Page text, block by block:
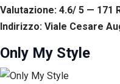
Valutazione: 4.6/ 5 — 171
Indirizzo: Viale Cesare
Only My Style